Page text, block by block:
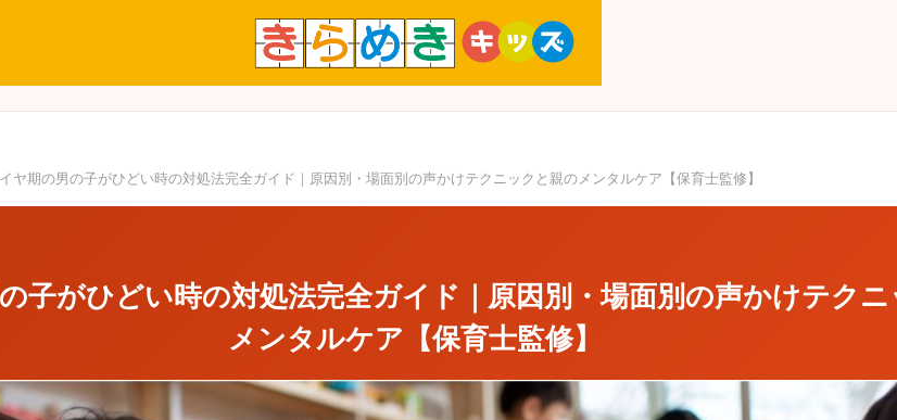
ヤ期の男の子がひどい時の対処法完全ガイド｜原因別・場面別の声かけテクニックと親のメンタルケア【保育士監修】
子がひどい時の対処法完全ガイド｜原因別・場面別の声かけテク
メンタルケア【保育士監修】